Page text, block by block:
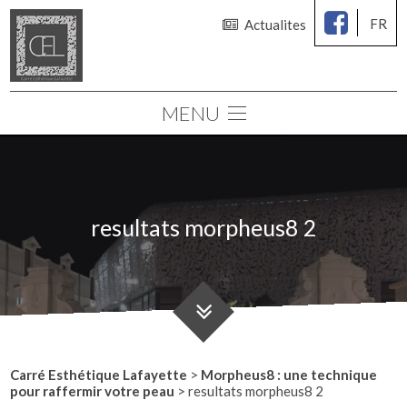
Actualites FR
MENU
Médecine esthétique
Consultations
Simulation 3D
resultats morpheus8 2
Carré Esthétique Lafayette > Morpheus8 : une technique
pour raffermir votre peau >resultats morpheus8 2